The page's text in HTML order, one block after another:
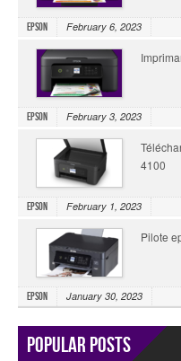
Epson February 6, 2023
Epson February 3, 2023
4100
Epson February 1, 2023
Pilote
Epson January 30, 2023
Popular Posts